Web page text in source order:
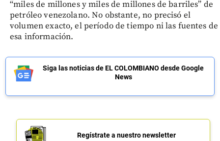
“miles de millones y miles de millones de barriles” de
petróleo venezolano. No obstante, no precisó el
volumen exacto, el período de tiempo ni las fuentes de
esa información.
Siga las noticias de EL COLOMBIANO desde Google
News
Regístrate a nuestro newsletter